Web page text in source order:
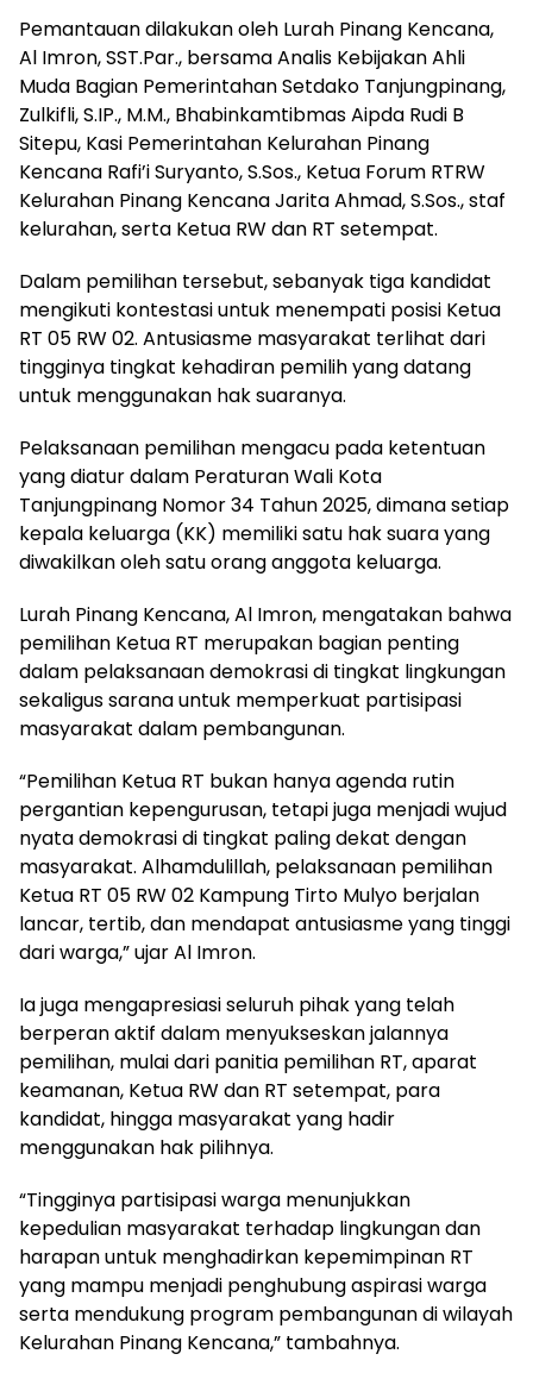
Pemantauan dilakukan oleh Lurah Pinang Kencana,
Al Imron, SST.Par., bersama Analis Kebijakan Ahli
Muda Bagian Pemerintahan Setdako Tanjungpinang,
Zulkifli, S.IP., M.M., Bhabinkamtibmas Aipda Rudi B
Sitepu, Kasi Pemerintahan Kelurahan Pinang
Kencana Rafi’i Suryanto, S.Sos., Ketua Forum RTRW
Kelurahan Pinang Kencana Jarita Ahmad, S.Sos., staf
kelurahan, serta Ketua RW dan RT setempat.
Dalam pemilihan tersebut, sebanyak tiga kandidat
mengikuti kontestasi untuk menempati posisi Ketua
RT 05 RW 02. Antusiasme masyarakat terlihat dari
tingginya tingkat kehadiran pemilih yang datang
untuk menggunakan hak suaranya.
Pelaksanaan pemilihan mengacu pada ketentuan
yang diatur dalam Peraturan Wali Kota
Tanjungpinang Nomor 34 Tahun 2025, dimana setiap
kepala keluarga (KK) memiliki satu hak suara yang
diwakilkan oleh satu orang anggota keluarga.
Lurah Pinang Kencana, Al Imron, mengatakan bahwa
pemilihan Ketua RT merupakan bagian penting
dalam pelaksanaan demokrasi di tingkat lingkungan
sekaligus sarana untuk memperkuat partisipasi
masyarakat dalam pembangunan.
“Pemilihan Ketua RT bukan hanya agenda rutin
pergantian kepengurusan, tetapi juga menjadi wujud
nyata demokrasi di tingkat paling dekat dengan
masyarakat. Alhamdulillah, pelaksanaan pemilihan
Ketua RT 05 RW 02 Kampung Tirto Mulyo berjalan
lancar, tertib, dan mendapat antusiasme yang tinggi
dari warga,” ujar Al Imron.
Ia juga mengapresiasi seluruh pihak yang telah
berperan aktif dalam menyukseskan jalannya
pemilihan, mulai dari panitia pemilihan RT, aparat
keamanan, Ketua RW dan RT setempat, para
kandidat, hingga masyarakat yang hadir
menggunakan hak pilihnya.
“Tingginya partisipasi warga menunjukkan
kepedulian masyarakat terhadap lingkungan dan
harapan untuk menghadirkan kepemimpinan RT
yang mampu menjadi penghubung aspirasi warga
serta mendukung program pembangunan di wilayah
Kelurahan Pinang Kencana,” tambahnya.